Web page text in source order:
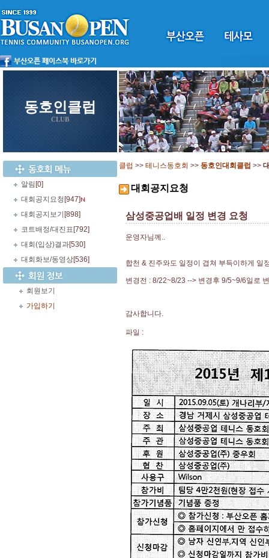
동호인클럽
CLUB
알림 [0]
대회공지요청 [947]
대회공지보기 [898]
코트배정/대진표 [792]
대회(입상)결과[530]
대회화보/동영상[536]
회원보기
가입하기
클럽 >> 테니스동호회 >> 동호인대회클럽 >>
대회공지요청
삼성중공업배 일정 변경 요청
운영자님께..
합천 & 진주와도 일정이 겹쳐 부득이하게 일
변경전 : 8/22~8/23 --> 변경후 9/5~9/6일로
감사합니다.
파일 :